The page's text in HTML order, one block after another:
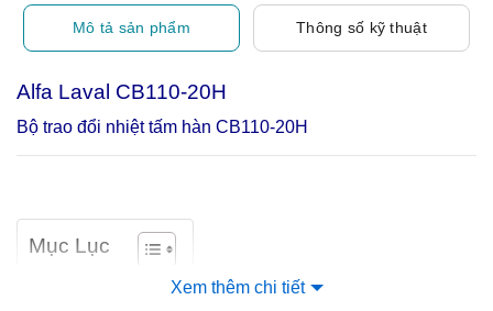
Mô tả sản phẩm Thông số kỹ thuật
Alfa Laval CB110-20H
Bộ trao đổi nhiệt tấm hàn CB110-20H
Mục Lục
Xem thêm chi tiết